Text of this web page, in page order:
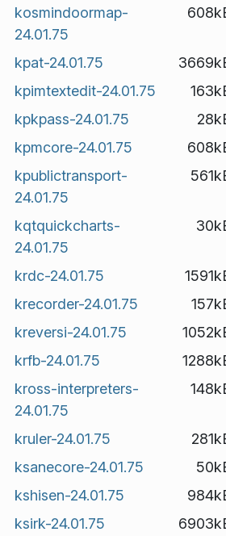
kosmindoormap-
24.01.75
kpat-24.01.75
kpimtextedit-24.01.75
kpkpass-24.01.75
kpmcore-24.01.75
kpublictransport-
24.01.75
kqtquickcharts-
24.01.75
krdc-24.01.75
krecorder-24.01.75
kreversi-24.01.75
krfb-24.01.75
kross-interpreters-
24.01.75
kruler-24.01.75
ksanecore-24.01.75
kshisen-24.01.75
ksirk-24.01.75